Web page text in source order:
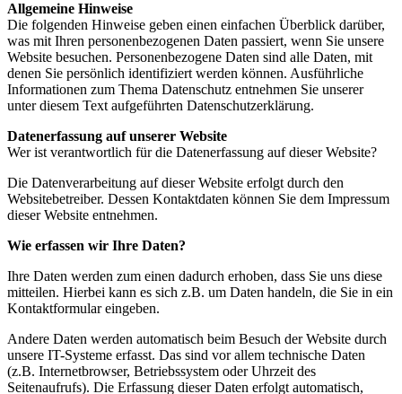
Allgemeine Hinweise
Die folgenden Hinweise geben einen einfachen Überblick darüber,
was mit Ihren personenbezogenen Daten passiert, wenn Sie unsere
Website besuchen. Personenbezogene Daten sind alle Daten, mit
denen Sie persönlich identifiziert werden können. Ausführliche
Informationen zum Thema Datenschutz entnehmen Sie unserer
unter diesem Text aufgeführten Datenschutzerklärung.
Datenerfassung auf unserer Website
Wer ist verantwortlich für die Datenerfassung auf dieser Website?
Die Datenverarbeitung auf dieser Website erfolgt durch den
Websitebetreiber. Dessen Kontaktdaten können Sie dem Impressum
dieser Website entnehmen.
Wie erfassen wir Ihre Daten?
Ihre Daten werden zum einen dadurch erhoben, dass Sie uns diese
mitteilen. Hierbei kann es sich z.B. um Daten handeln, die Sie in ein
Kontaktformular eingeben.
Andere Daten werden automatisch beim Besuch der Website durch
unsere IT-Systeme erfasst. Das sind vor allem technische Daten
(z.B. Internetbrowser, Betriebssystem oder Uhrzeit des
Seitenaufrufs). Die Erfassung dieser Daten erfolgt automatisch,